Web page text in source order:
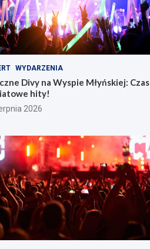
WYDARZENIA
Divy na Wyspie Młyńskiej: Czas
hity!
2026